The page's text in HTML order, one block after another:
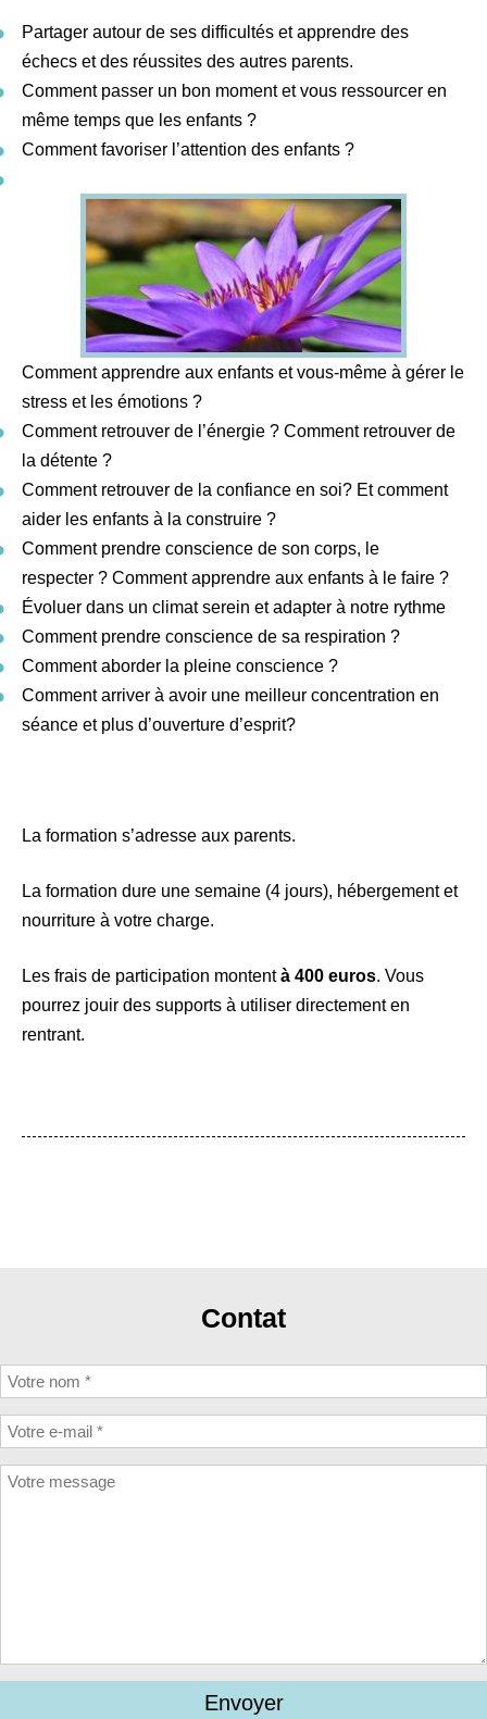
Partager autour de ses difficultés et apprendre des
échecs et des réussites des autres parents.
Comment passer un bon moment et vous ressourcer en
même temps que les enfants ?
Comment favoriser l’attention des enfants ?
Comment apprendre aux enfants et vous-même à gérer le
stress et les émotions ?
Comment retrouver de l’énergie ? Comment retrouver de
la détente ?
Comment retrouver de la confiance en soi? Et comment
aider les enfants à la construire ?
Comment prendre conscience de son corps, le
respecter ? Comment apprendre aux enfants à le faire ?
Évoluer dans un climat serein et adapter à notre rythme
Comment prendre conscience de sa respiration ?
Comment aborder la pleine conscience ?
Comment arriver à avoir une meilleur concentration en
séance et plus d’ouverture d’esprit?
La formation s’adresse aux parents.
La formation dure une semaine (4 jours), hébergement et
nourriture à votre charge.
Les frais de participation montentà 400 euros. Vous
pourrez jouir des supports à utiliser directement en
rentrant.
Contat